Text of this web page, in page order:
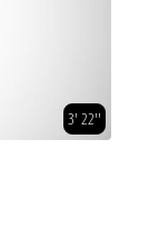
3' 22''